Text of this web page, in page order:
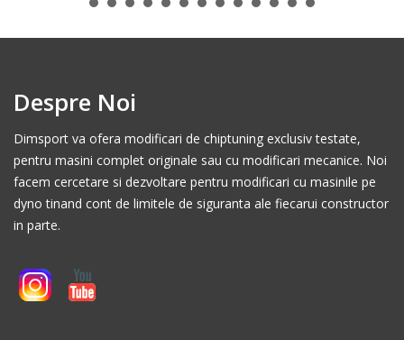
Despre Noi
Dimsport va ofera modificari de chiptuning exclusiv testate,
pentru masini complet originale sau cu modificari mecanice. Noi
facem cercetare si dezvoltare pentru modificari cu masinile pe
dyno tinand cont de limitele de siguranta ale fiecarui constructor
in parte.